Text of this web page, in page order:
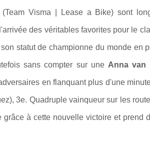
(Team Visma | Lease a Bike) sont
des véritables favorites pour le
statut de championne du monde en
sans compter sur une Anna van
en flanquant plus d'une
3e. Quadruple vainqueur sur les
grâce à cette nouvelle victoire et prend